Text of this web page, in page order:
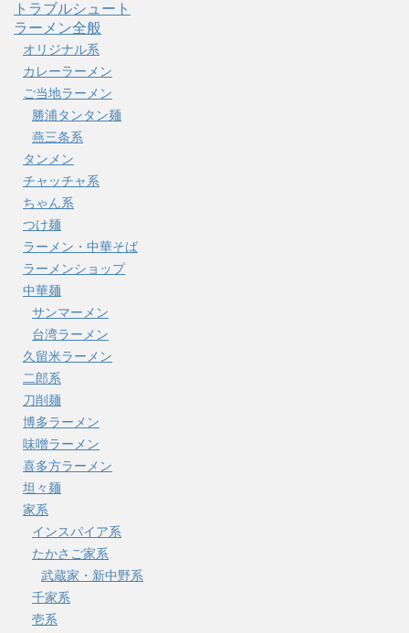
トラブルシュート
ラーメン全般
オリジナル系
カレーラーメン
ご当地ラーメン
勝浦タンタン麺
燕三条系
タンメン
チャッチャ系
ちゃん系
つけ麺
ラーメン・中華そば
ラーメンショップ
中華麺
サンマーメン
台湾ラーメン
久留米ラーメン
二郎系
刀削麺
博多ラーメン
味噌ラーメン
喜多方ラーメン
坦々麺
家系
インスパイア系
たかさご家系
武蔵家・新中野系
千家系
壱系